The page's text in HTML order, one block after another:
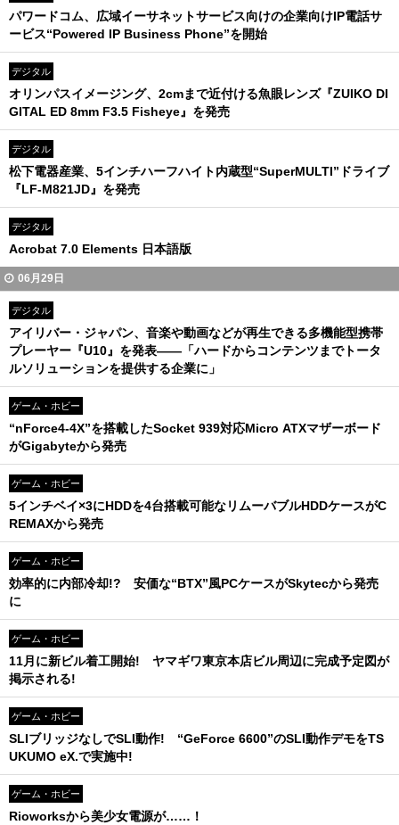
パワードコム、広域イーサネットサービス向けの企業向けIP電話サ
ービス“Powered IP Business Phone”を開始
デジタル
オリンパスイメージング、2cmまで近付ける魚眼レンズ『ZUIKO DI
GITAL ED 8mm F3.5 Fisheye』を発売
デジタル
松下電器産業、5インチハーフハイト内蔵型“SuperMULTI”ドライブ
『LF-M821JD』を発売
デジタル
Acrobat 7.0 Elements 日本語版
06月29日
デジタル
アイリバー・ジャパン、音楽や動画などが再生できる多機能型携帯
プレーヤー『U10』を発表――「ハードからコンテンツまでトータ
ルソリューションを提供する企業に」
ゲーム・ホビー
“nForce4-4X”を搭載したSocket 939対応Micro ATXマザーボード
がGigabyteから発売
ゲーム・ホビー
5インチベイ×3にHDDを4台搭載可能なリムーバブルHDDケースがC
REMAXから発売
ゲーム・ホビー
効率的に内部冷却!? 安価な“BTX”風PCケースがSkytecから発売
に
ゲーム・ホビー
11月に新ビル着工開始! ヤマギワ東京本店ビル周辺に完成予定図が
掲示される!
ゲーム・ホビー
SLIブリッジなしでSLI動作! “GeForce 6600”のSLI動作デモをTS
UKUMO eX.で実施中!
ゲーム・ホビー
Rioworksから美少女電源が……！